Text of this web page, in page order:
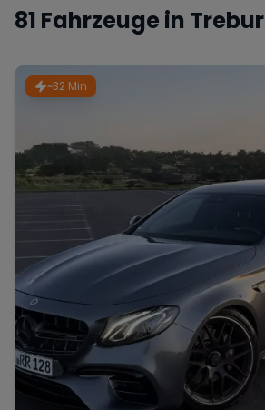
Porsche
McLaren
Tesla Chevrolet
Wann
81 Fahrzeuge in Trebur
~32 Min